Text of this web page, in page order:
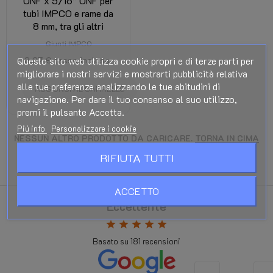
tubi IMPCO e rame da
8 mm, tra gli altri
Giunti IMPCO
3,27 € tasse incluse.
AGGIUNGI AL CARRELLO
NESSUN ALTRO PRODOTTO DA CARICARE. TORNA IN CIMA
Eccellente
star star star star star
Basato su 181 recensioni
Questo sito web utilizza cookie propri e di terze parti per
migliorare i nostri servizi e mostrarti pubblicità relativa
alle tue preferenze analizzando le tue abitudini di
navigazione. Per dare il tuo consenso al suo utilizzo,
premi il pulsante Accetta.
Piú info Personalizzare i cookie
RIFIUTA TUTTI
ACCETTO